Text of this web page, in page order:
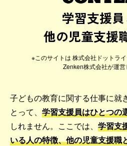
学習支援員
他の児童支援
子どもの教育に関する仕事に就
とって、 学習支援員はひとつの
しれません。ここでは、 学習支
いる人の特徴、他の児童支援職